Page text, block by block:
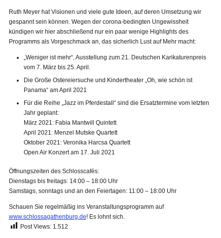
Ruth Meyer hat Visionen und viele gute Ideen, auf deren Umsetzung wir
gespannt sein können. Wegen der corona-bedingten Ungewissheit
kündigen wir hier abschließend nur ein paar wenige Highlights des
Programms als Vorgeschmack an, das sicherlich Lust auf Mehr macht:
„Weniger ist mehr“, Ausstellung zum 21. Deutschen Karikaturenpreis
vom 7. März bis 25. April.
Die Große Ostereiersuche und Kindertheater „Oh, wie schön ist
Panama“ am April 2021
Für die Reihe „Jazz im Pferdestall“ sind die Ersatztermine vom letzten
Jahr geplant:
März 2021: Fabia Mantwill Quintett
April 2021: Menzel Mutske Quartett
Oktober 2021: Veronika Harcsa Quartett
Open Air Konzert am 17. Juli 2021
Öffnungszeiten des Schlosscafés:
Dienstags bis freitags: 14:00 – 18:00 Uhr
Samstags, sonntags und an den Feiertagen: 11:00 – 18:00 Uhr
Schauen Sie regelmäßig ins Veranstaltungsprogramm auf
www.schlossagathenburg.de! Es lohnt sich.
Post Views: 1.512